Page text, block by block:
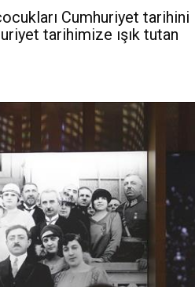
Cumhuriyet tarihini
tarihimize ışık tutan